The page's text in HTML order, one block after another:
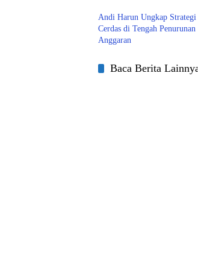
Andi Harun Ungkap
Cerdas di Tengah Penurunan
Anggaran
Baca Berita